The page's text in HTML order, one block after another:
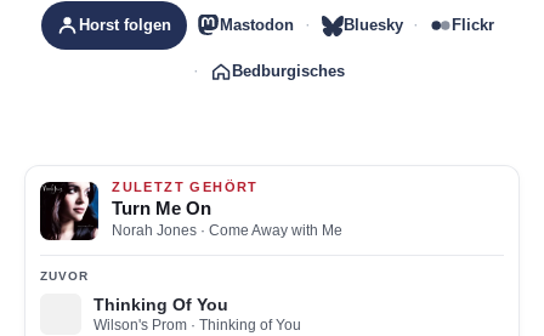
Horst folgen Mastodon Bluesky Flickr
Bedburgisches
ZULETZT GEHÖRT
Turn Me On
Norah Jones · Come Away with Me
ZUVOR
Thinking Of You
Wilson's Prom · Thinking of You